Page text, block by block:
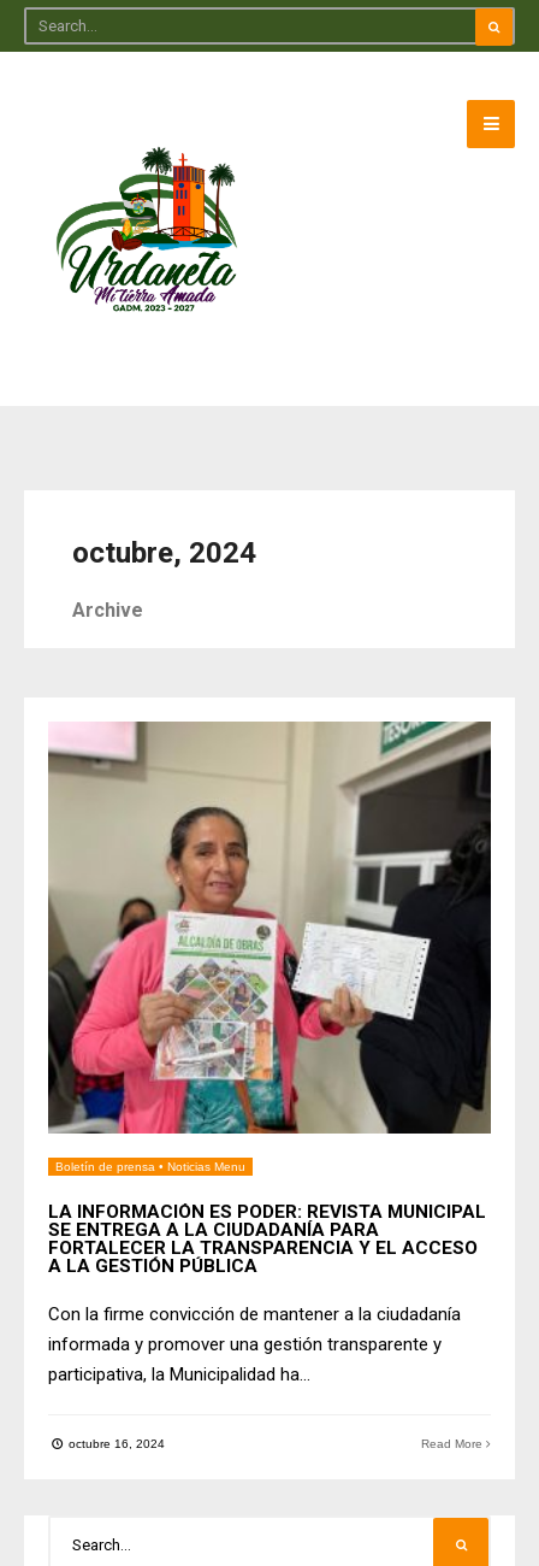
octubre, 2024
Archive
Boletín de prensa • Noticias Menu
LA INFORMACIÓN ES PODER: REVISTA MUNICIPAL
SE ENTREGA A LA CIUDADANÍA PARA
FORTALECER LA TRANSPARENCIA Y EL ACCESO
A LA GESTIÓN PÚBLICA
Con la firme convicción de mantener a la ciudadanía
informada y promover una gestión transparente y
participativa, la Municipalidad ha...
octubre 16, 2024 Read More